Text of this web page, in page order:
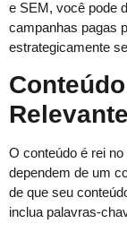
e SEM, você pode
campanhas pagas
estrategicamente
Relevante
O conteúdo é rei
dependem de um
de que seu
inclua palavras-